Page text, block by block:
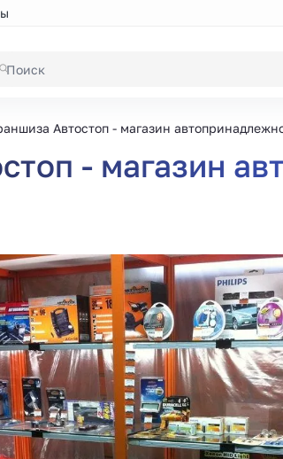
Автостоп - магазин
- магазин